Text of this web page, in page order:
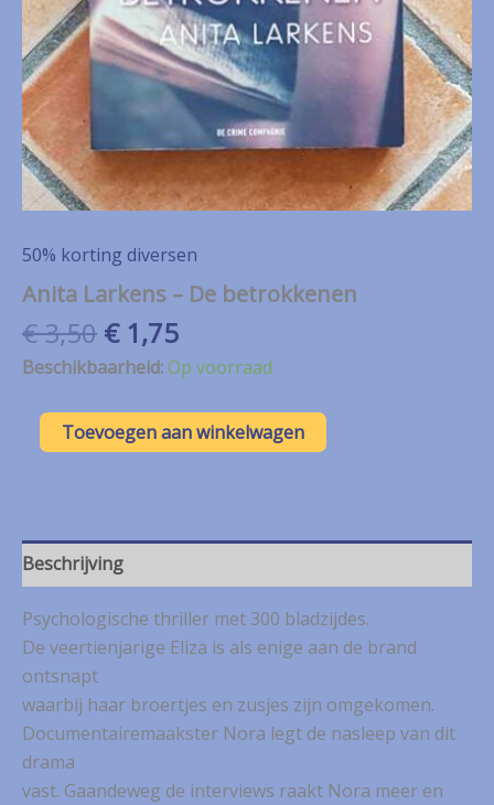
50% korting diversen
Anita Larkens – De betrokkenen
€3,50 Oorspronkelijke
prijs
€ 3,50.
€1,75Huidige
prijs
is:
€ 1,75.
Beschikbaarheid:Op voorraad
Anita
LarkensToevoegen aan winkelwagen
Beschrijving
Psychologische thriller met 300 bladzijdes.
De veertienjarige Eliza is als enige aan de brand
ontsnapt
waarbij haar broertjes en zusjes zijn omgekomen.
Documentairemaakster Nora legt de nasleep van dit
drama
vast. Gaandeweg de interviews raakt Nora meer en